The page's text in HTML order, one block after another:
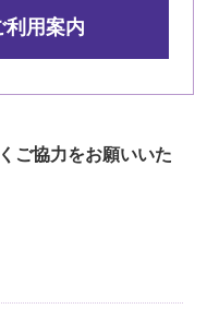
利用案内
ご協力をお願いいた